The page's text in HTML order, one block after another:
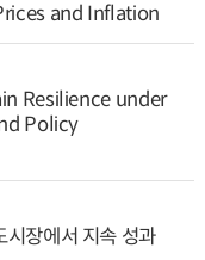
and Inflation
Resilience under
Policy
시장에서 지속 성과